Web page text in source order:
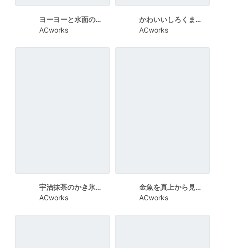
ヨーヨーと水面の爽やかな暑中見舞い向けカード
ACworks
かわいいしろくまが描かれた暑中見舞い向けカード
ACworks
宇治抹茶のかき氷が描かれた可愛い暑中見舞い向けカード
ACworks
金魚を真上から見たシンプルな暑中見舞い向けカード
ACworks